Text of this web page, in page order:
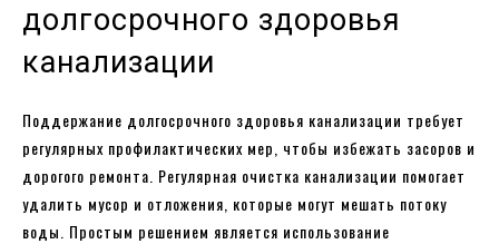
долгосрочного здоровья
канализации
Поддержание долгосрочного здоровья канализации требует
регулярных профилактических мер, чтобы избежать засоров и
дорогого ремонта. Регулярная очистка канализации помогает
удалить мусор и отложения, которые могут мешать потоку
воды. Простым решением является использование